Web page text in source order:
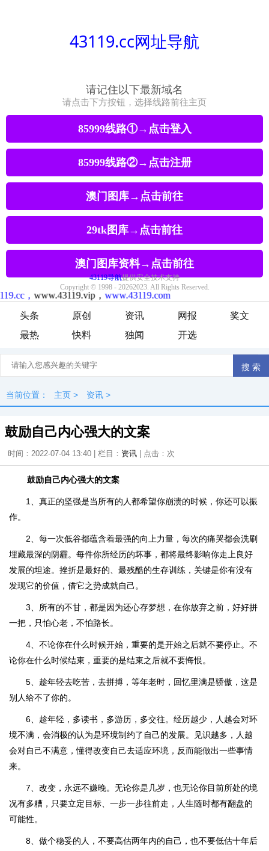
头条 原创 资讯 网报
奖文
最热
快料 独闻 开选
当前位置： 主页 > 资讯 >
鼓励自己内心强大的文案
时间：2022-07-04 13:40 | 栏目： 资讯 | 点击： 次
鼓励自己内心强大的文案
1、真正的坚强是当所有的人都希望你崩溃的时候，你还可以振
作。
2、每一次低谷都蕴含着最强的向上力量，每次的痛哭都会洗刷
埋藏最深的阴霾。每件你所经历的坏事，都将最终影响你走上良好
发展的坦途。挫折是最好的、最残酷的生存训练，关键是你有没有
发现它的价值，借它之势成就自己。
3、所有的不甘，都是因为还心存梦想，在你放弃之前，好好拼
一把，只怕心老，不怕路长。
4、不论你在什么时候开始，重要的是开始之后就不要停止。不
论你在什么时候结束，重要的是结束之后就不要悔恨。
5、趁年轻去吃苦，去拼搏，等年老时，回忆里满是骄傲，这是
别人给不了你的。
6、趁年轻，多读书，多游历，多交往。经历越少，人越会对环
境不满，会消极的认为是环境制约了自己的发展。见识越多，人越
会对自己不满意，懂得改变自己去适应环境，反而能做出一些事情
来。
7、改变，永远不嫌晚。无论你是几岁，也无论你目前所处的境
况有多糟，只要立定目标、一步一步往前走，人生随时都有翻盘的
可能性。
8、做个稳妥的人，不要高估两年内的自己，也不要低估十年后